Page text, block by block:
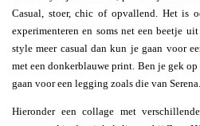
Casual, stoer, chic of opvallend. Het is
experimenteren en soms net een beetje
style meer casual dan kun je gaan voor
met een donkerblauwe print. Ben je gek
gaan voor een legging zoals die van Serena.
Hieronder een collage met